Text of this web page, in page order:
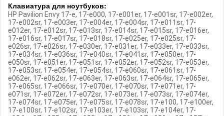
Клавиатура для ноутбуков:
HP Pavilion Envy 17-e, 17-e000, 17-e001er, 17-e001sr, 17-e002er,
17-e002sr, 17-e003er, 17-e004er, 17-e004sr, 17-e011sr, 17-
e012er, 17-e012sr, 17-e013sr, 17-e014sr, 17-e015sr, 17-e016er,
17-e016sr, 17-e017sr, 17-e018sr, 17-e025er, 17-e025sr, 17-
e026sr, 17-e026sr, 17-e030er, 17-e031er, 17-e033er, 17-e033sr,
17-e034sr, 17-e036sr, 17-e040sr, 17-e041sr, 17-e050er, 17-
e050sr, 17-e051er, 17-e051sr, 17-e052er, 17-e052sr, 17-e053er,
17-e053sr, 17-e054er, 17-e054sr, 17-e060sr, 17-e061sr, 17-
e062er, 17-e062sr, 17-e063er, 17-e063sr, 17-e064sr, 17-e065er,
17-e065sr, 17-e066sr, 17-e070er, 17-e070sr, 17-e071er, 17-
e071sr, 17-e072er, 17-e072sr, 17-e073er, 17-e073sr, 17-e074er,
17-e074sr, 17-e075er, 17-e075sr, 17-e078sr, 17-e100, 17-e100er,
17-e100sr, 17-e102sr, 17-e103er, 17-e103sr, 17-e104er, 17-